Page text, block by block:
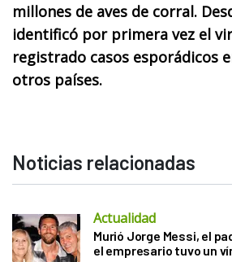
millones de aves de corral.
identificó por primera vez el
registrado casos esporádicos
otros países.
Noticias relacionadas
Actualidad
Murió Jorge Messi, el
el empresario tuvo un